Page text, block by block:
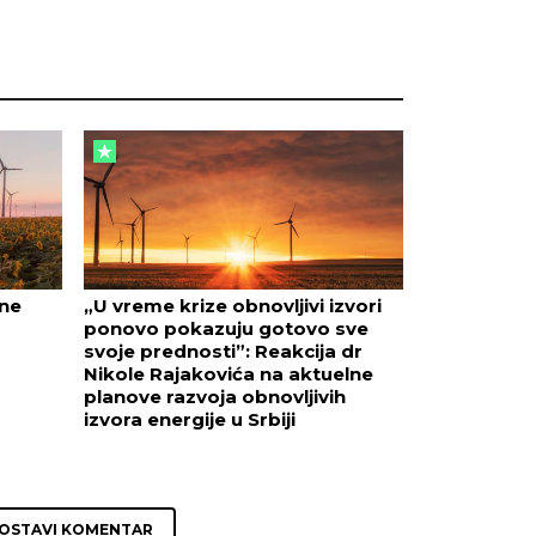
„U vreme krize obnovljivi izvori
ponovo pokazuju gotovo sve
svoje prednosti”: Reakcija dr
Nikole Rajakovića na aktuelne
planove razvoja obnovljivih
izvora energije u Srbiji
OSTAVI KOMENTAR